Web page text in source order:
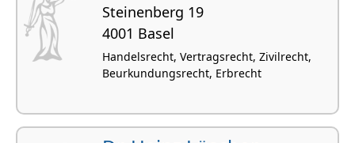
Steinenberg 19
4001 Basel
Handelsrecht, Vertragsrecht, Zivilrecht,
Beurkundungsrecht, Erbrecht